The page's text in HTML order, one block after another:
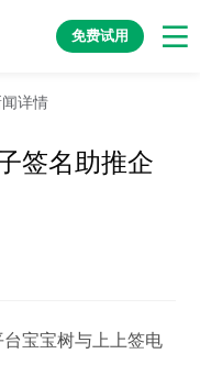
免费试用
闻详情
签名助推企
宝宝树与上上签电